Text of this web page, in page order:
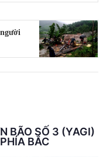
BÃO SỐ 3 (YAGI)
BẮC